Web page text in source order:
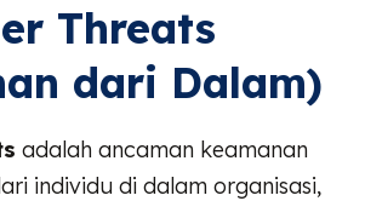
Threats
dari Dalam)
adalah ancaman keamanan
individu di dalam organisasi,